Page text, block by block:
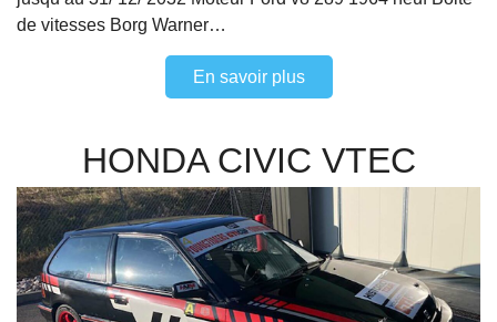
de vitesses Borg Warner…
En savoir plus
HONDA CIVIC VTEC